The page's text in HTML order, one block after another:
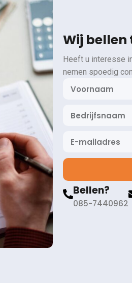
Wij bellen
Heeft u interesse
nemen spoedig
Bellen?
085-7440962